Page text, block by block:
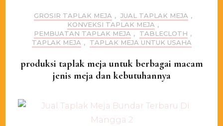
GROSIR TAPLAK MEJA , JUAL TAPLAK MEJA ,
KONVEKSI TAPLAK MEJA ,
PEMBUATAN TAPLAK MEJA , TABLECLOTH ,
TAPLAK MEJA , TAPLAK MEJA UNTUK USAHA
produksi taplak meja untuk berbagai macam
jenis meja dan kebutuhannya